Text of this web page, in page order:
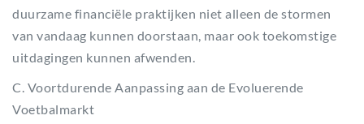
duurzame financiële praktijken niet alleen de stormen
van vandaag kunnen doorstaan, maar ook toekomstige
uitdagingen kunnen afwenden.
C. Voortdurende Aanpassing aan de Evoluerende
Voetbalmarkt